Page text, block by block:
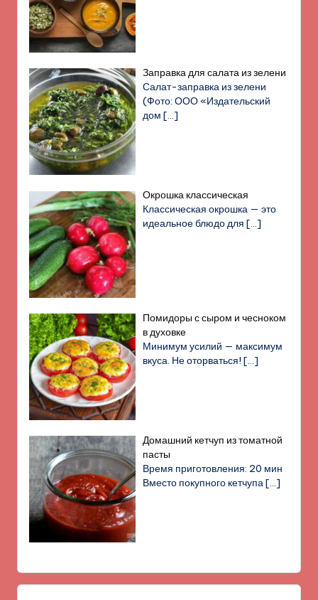
Заправка для салата из зелени
Салат-заправка из зелени
(Фото: ООО «Издательский
дом[…]
Окрошка классическая
Классическая окрошка — это
идеальное блюдо для[…]
Помидоры с сыром и чесноком
в духовке
Минимум усилий — максимум
вкуса. Не оторваться![…]
Домашний кетчуп из томатной
пасты
Время приготовления: 20 мин
Вместо покупного кетчупа[…]